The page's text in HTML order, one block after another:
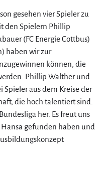
gesehen vier Spieler zu
den Spielern Phillip
(FC Energie Cottbus)
haben wir zur
können, die
Phillip Walther und
Spieler aus dem Kreise der
die hoch talentiert sind.
her. Es freut uns
Hansa gefunden haben und